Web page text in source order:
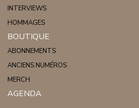
INTERVIEWS
HOMMAGES
BOUTIQUE
ABONNEMENTS
ANCIENS NUMÉROS
MERCH
AGENDA